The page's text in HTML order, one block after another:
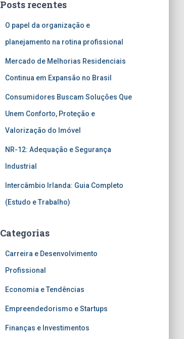
Posts recentes
O papel da organização e
planejamento na rotina profissional
Mercado de Melhorias Residenciais
Continua em Expansão no Brasil
Consumidores Buscam Soluções Que
Unem Conforto, Proteção e
Valorização do Imóvel
NR-12: Adequação e Segurança
Industrial
Intercâmbio Irlanda: Guia Completo
(Estudo e Trabalho)
Categorias
Carreira e Desenvolvimento
Profissional
Economia e Tendências
Empreendedorismo e Startups
Finanças e Investimentos